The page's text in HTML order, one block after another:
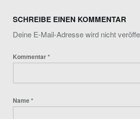
SCHREIBE EINEN KOMMENTAR
Deine E-Mail-Adresse wird nicht
Kommentar*
Name*